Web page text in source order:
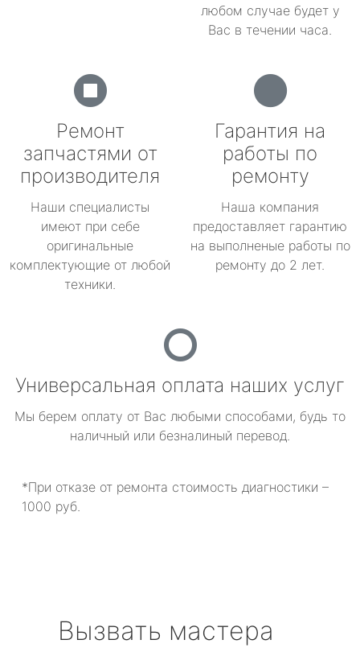
любом случае будет у
Вас в течении часа.
Ремонт
запчастями от
производителя
Наши специалисты
имеют при себе
оригинальные
комплектующие от любой
техники.
Гарантия на
работы по
ремонту
Наша компания
предоставляет гарантию
на выполненые работы по
ремонту до 2 лет.
Универсальная оплата наших услуг
Мы берем оплату от Вас любыми способами, будь то
наличный или безналиный перевод.
*При отказе от ремонта стоимость диагностики –
1000 руб.
Вызвать мастера